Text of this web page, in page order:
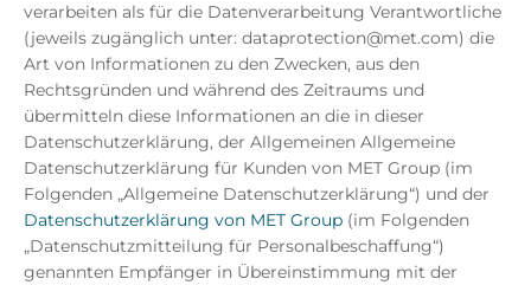
verarbeiten als für die Datenverarbeitung Verantwortliche
(jeweils zugänglich unter: dataprotection@met.com) die
Art von Informationen zu den Zwecken, aus den
Rechtsgründen und während des Zeitraums und
übermitteln diese Informationen an die in dieser
Datenschutzerklärung, der Allgemeinen Allgemeine
Datenschutzerklärung für Kunden von MET Group (im
Folgenden „Allgemeine Datenschutzerklärung“) und der
Datenschutzerklärung von MET Group (im Folgenden
„Datenschutzmitteilung für Personalbeschaffung“)
genannten Empfänger in Übereinstimmung mit der